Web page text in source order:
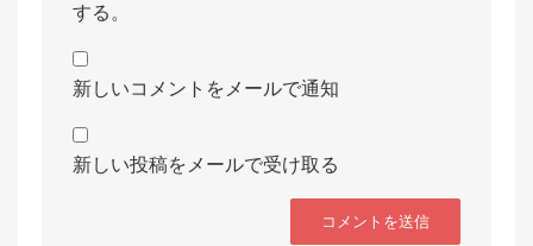
する。
新しいコメントをメールで通知
新しい投稿をメールで受け取る